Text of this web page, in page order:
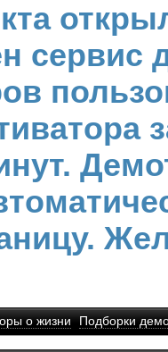
сервис
о жизни Подборки